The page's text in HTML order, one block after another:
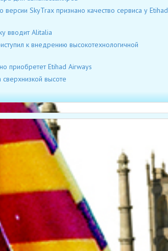
SkyTrax признано качество сервиса у Etihad
вводит Alitalia
к внедрению высокотехнологичной
приобретет Etihad Airways
высоте